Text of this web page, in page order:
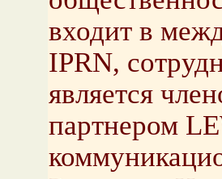
входит в
IPRN,
является
партнером